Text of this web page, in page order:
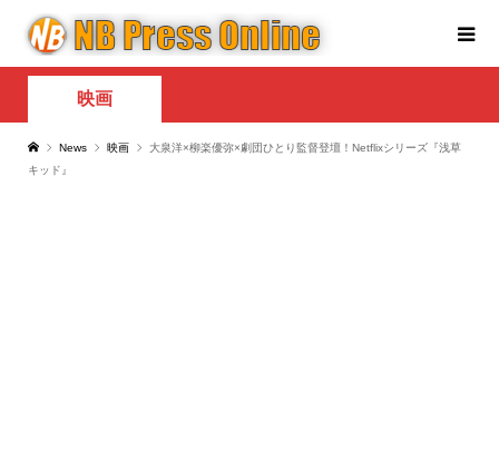
映画
News 映画
大泉洋×柳楽優弥×劇団ひとり監督登壇！Netflixシリーズ『浅草
キッド』